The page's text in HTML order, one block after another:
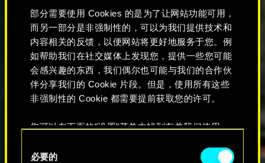
部分需要使用 Cookies 的是为了让网站功能可用，
而另一部分是非强制性的，可以为我们提供技术和
内容相关的反馈，以便网站将更好地服务于您。例
如帮助我们在社交媒体上发现您，提供一些您可能
会感兴趣的东西，我们偶尔也可能与我们的合作伙
伴分享我们的 Cookie 片段。但是，使用所有这些
非强制性的 Cookie 都需要提前获取您的许可。
您可以在下面的"设置"菜单中找到有关我们使用
好。一旦您了解了其中的内容并准备好继续，请点
必要的